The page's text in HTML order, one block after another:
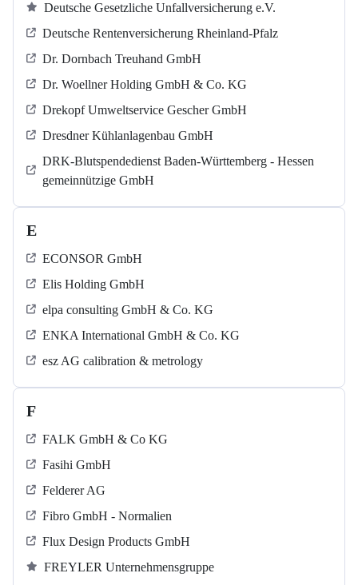
Deutsche Gesetzliche Unfallversicherung e.V.
Deutsche Rentenversicherung Rheinland-Pfalz
Dr. Dornbach Treuhand GmbH
Dr. Woellner Holding GmbH & Co. KG
Drekopf Umweltservice Gescher GmbH
Dresdner Kühlanlagenbau GmbH
DRK-Blutspendedienst Baden-Württemberg - Hessen
gemeinnützige GmbH
E
ECONSOR GmbH
Elis Holding GmbH
elpa consulting GmbH & Co. KG
ENKA International GmbH & Co. KG
esz AG calibration & metrology
F
FALK GmbH & Co KG
Fasihi GmbH
Felderer AG
Fibro GmbH - Normalien
Flux Design Products GmbH
FREYLER Unternehmensgruppe